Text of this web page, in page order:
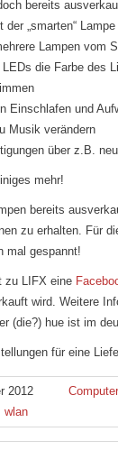
bereits
„smarten“
Lampen vom
die Farbe des
Einschlafen und
Musik verändern
über z.B.
mehr!
bereits
zu erhalten. Für
mal gespannt!
zu LIFX eine
wird. Weitere
(die?) hue ist im
für eine
2012 Computer
wlan